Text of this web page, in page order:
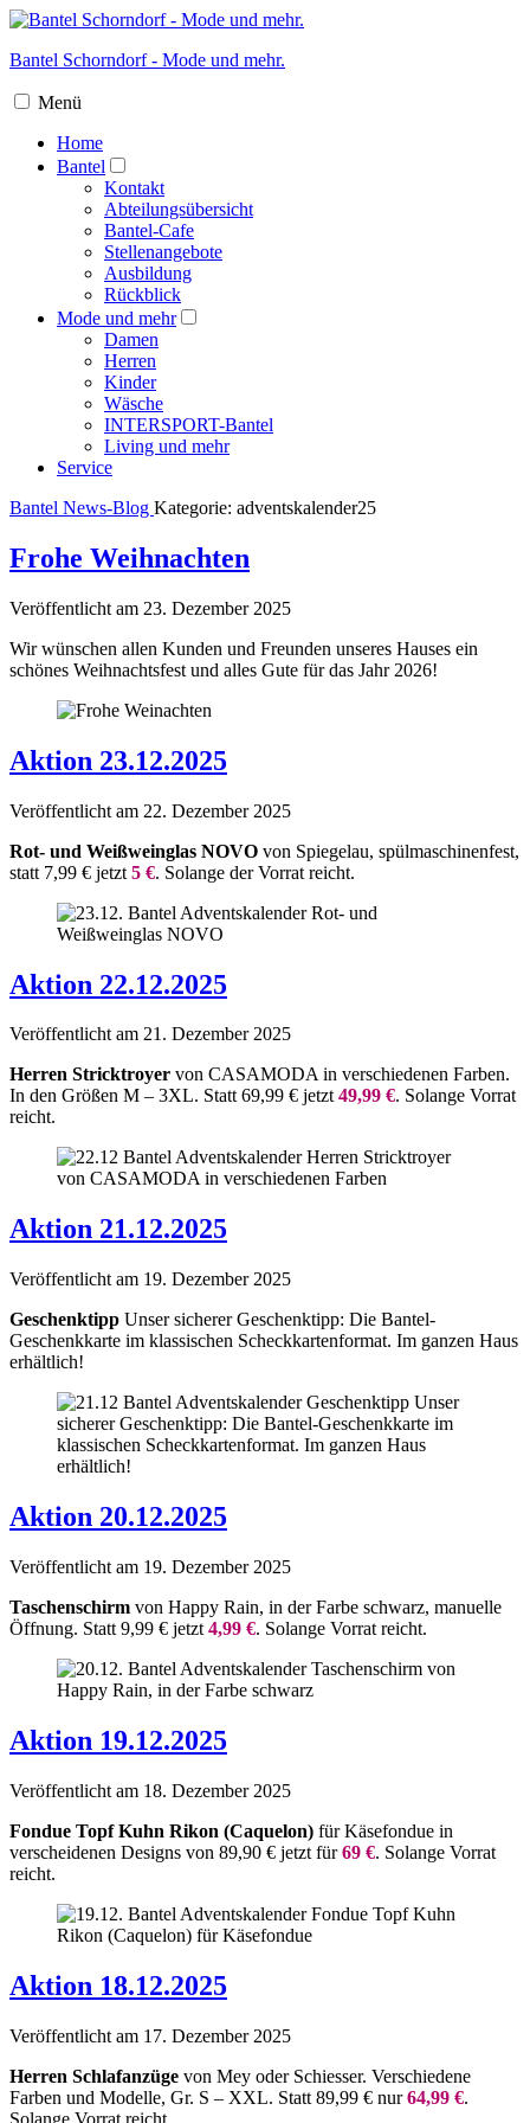
Bantel Schorndorf - Mode und mehr.
Menü
Home
Bantel
Kontakt
Abteilungsübersicht
Bantel-Cafe
Stellenangebote
Ausbildung
Rückblick
Mode und mehr
Damen
Herren
Kinder
Wäsche
INTERSPORT-Bantel
Living und mehr
Service
Bantel News-Blog Kategorie: adventskalender25
Kategorie:
adventskalender25
Frohe Weihnachten
Veröffentlicht am 23. Dezember 2025
Wir wünschen allen Kunden und Freunden unseres Hauses ein
schönes Weihnachtsfest und alles Gute für das Jahr 2026!
Aktion 23.12.2025
Veröffentlicht am 22. Dezember 2025
Rot- und Weißweinglas NOVO von Spiegelau, spülmaschinenfest,
statt 7,99 € jetzt 5 €. Solange der Vorrat reicht.
Aktion 22.12.2025
Veröffentlicht am 21. Dezember 2025
Herren Stricktroyer von CASAMODA in verschiedenen Farben.
In den Größen M – 3XL. Statt 69,99 € jetzt49,99 €. Solange Vorrat
reicht.
Aktion 21.12.2025
Veröffentlicht am 19. Dezember 2025
Geschenktipp Unser sicherer Geschenktipp: Die Bantel-
Geschenkkarte im klassischen Scheckkartenformat. Im ganzen Haus
erhältlich!
Aktion 20.12.2025
Veröffentlicht am 19. Dezember 2025
Taschenschirm von Happy Rain, in der Farbe schwarz, manuelle
Öffnung. Statt 9,99 € jetzt 4,99 €. Solange Vorrat reicht.
Aktion 19.12.2025
Veröffentlicht am 18. Dezember 2025
Fondue Topf Kuhn Rikon (Caquelon) für Käsefondue in
verscheidenen Designs von 89,90 € jetzt für69 €. Solange Vorrat
reicht.
Aktion 18.12.2025
Veröffentlicht am 17. Dezember 2025
Herren Schlafanzüge von Mey oder Schiesser. Verschiedene
Farben und Modelle, Gr. S – XXL. Statt 89,99 € nur64,99 €.
Solange Vorrat reicht.